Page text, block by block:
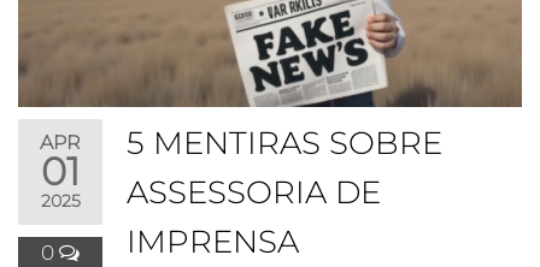
APR
01
2025
0
5 MENTIRAS SOBRE
ASSESSORIA DE
IMPRENSA